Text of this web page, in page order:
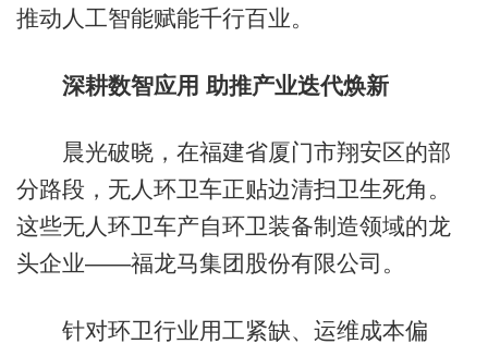
推动人工智能赋能千行百业。
深耕数智应用 助推产业迭代焕新
晨光破晓，在福建省厦门市翔安区的部
分路段，无人环卫车正贴边清扫卫生死角。
这些无人环卫车产自环卫装备制造领域的龙
头企业——福龙马集团股份有限公司。
针对环卫行业用工紧缺、运维成本偏